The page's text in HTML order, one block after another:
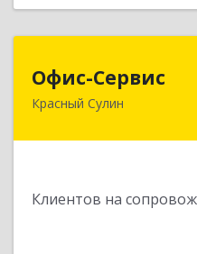
Офис-Сервис
Красный Сулин
Клиентов на
346350, Ростовская